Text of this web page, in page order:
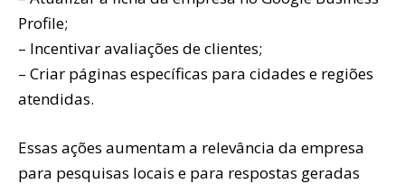
Profile;
– Incentivar avaliações de clientes;
– Criar páginas específicas para cidades e regiões
atendidas.
Essas ações aumentam a relevância da empresa
para pesquisas locais e para respostas geradas